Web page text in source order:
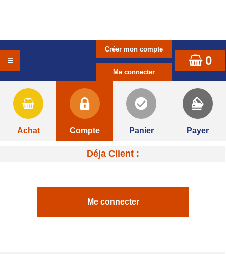
0
Achat Compte Panier Payer
Déja Client :